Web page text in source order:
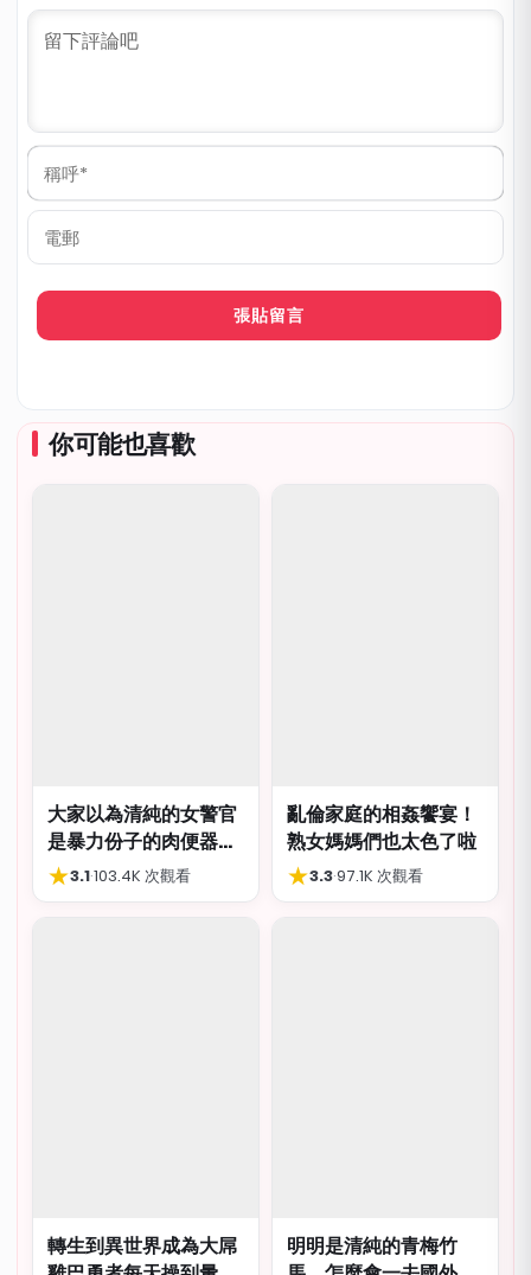
稱
*
郵
你可能也喜歡
大家以為清純的女警官
是暴力份子的肉便器，
肛交多P都可以
★3.1·103.4K 次觀看
亂倫家庭的相姦饗宴！
熟女媽媽們也太色了啦
★3.3·97.1K 次觀看
轉生到異世界成為大屌
明明是清純的青梅竹